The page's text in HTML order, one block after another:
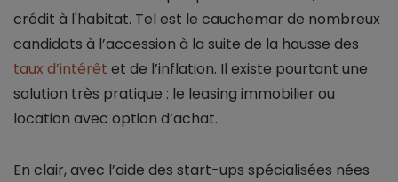
crédit à l'habitat. Tel est le cauchemar de nombreux
candidats à l’accession à la suite de la hausse des
taux d’intérêt et de l’inflation. Il existe pourtant une
solution très pratique : le leasing immobilier ou
location avec option d’achat.
En clair, avec l’aide des start-ups spécialisées nées